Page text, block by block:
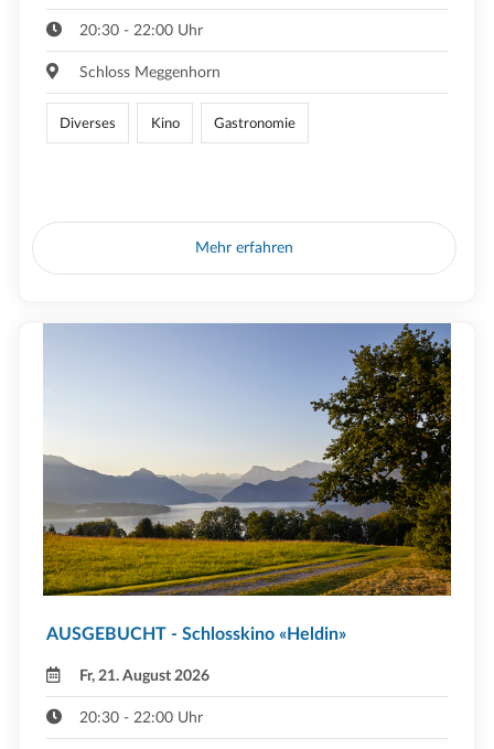
20:30 - 22:00 Uhr
Schloss Meggenhorn
Diverses Kino Gastronomie
Mehr erfahren
AUSGEBUCHT - Schlosskino «Heldin»
Fr, 21. August 2026
20:30 - 22:00 Uhr